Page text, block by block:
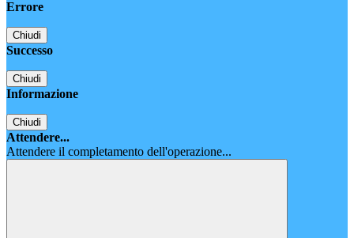
Errore
Chiudi
Successo
Chiudi
Informazione
Chiudi
Attendere...
Attendere il completamento dell'operazione...